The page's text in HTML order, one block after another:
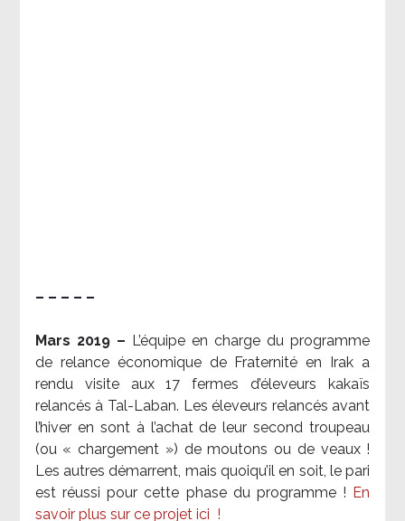
– – – – –
Mars 2019 – L’équipe en charge du programme
de relance économique de Fraternité en Irak a
rendu visite aux 17 fermes d’éleveurs kakaïs
relancés à Tal-Laban. Les éleveurs relancés avant
l’hiver en sont à l’achat de leur second troupeau
(ou « chargement ») de moutons ou de veaux !
Les autres démarrent, mais quoiqu’il en soit, le pari
est réussi pour cette phase du programme ! En
savoir plus sur ce projet ici !